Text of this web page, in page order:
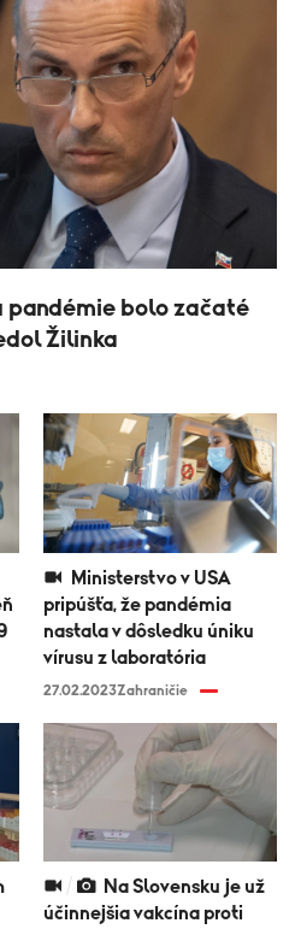
pandémie bolo začaté
Žilinka
pripúšťa, že pandémia
nastala v dôsledku úniku
vírusu z laboratória
27.02.2023Zahraničie
účinnejšia vakcína proti